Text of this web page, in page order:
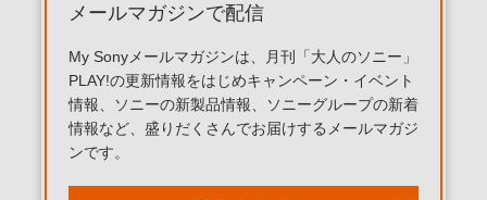
メールマガジンで配信
My Sonyメールマガジンは、月刊「大人のソニー」
PLAY!の更新情報をはじめキャンペーン・イベント
情報、ソニーの新製品情報、ソニーグループの新着
情報など、盛りだくさんでお届けするメールマガジ
ンです。